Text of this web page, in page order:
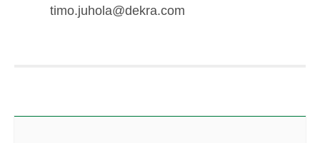
timo.juhola@dekra.com